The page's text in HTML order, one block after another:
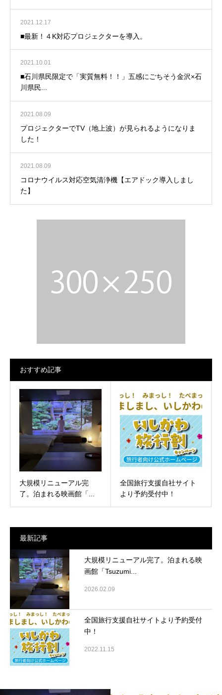
2021.12.17
■最新！４K対応プロジェクターを導入。
2021.10.01
■石川県民限定で「実質無料！！」五感にごちそう金沢×石
川県民...
2021.08.09
プロジェクターでTV（地上波）が見られるようになりま
した！
2021.08.09
コロナウイルス対応空気清浄機【エアドック導入しまし
た】
おすすめ記事
大規模リニューアル完
了。泊まれる映画館「...
全国旅行支援自社サイト
より予約受付中！
最新記事
大規模リニューアル完了。泊まれる映
画館「Tsuzumi...
2026.02.09
全国旅行支援自社サイトより予約受付
中！
2022.11.15